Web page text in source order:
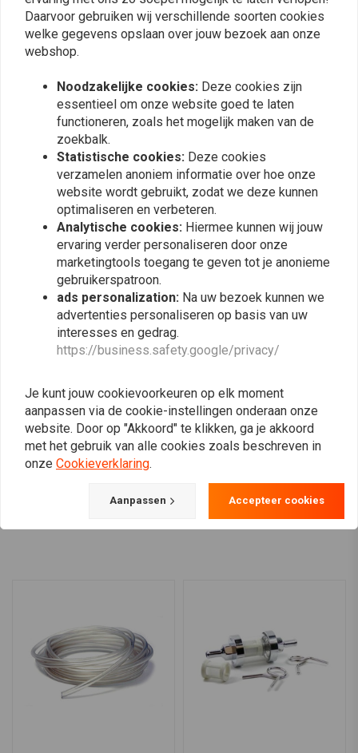
Plaats ook een review
Vergelijkbare producten
Brandstofslang 8MM
Zwart
€3,87
Float Bowl Kit BMW
€86,25
View more
Daarvoor gebruiken wij verschillende soorten cookies
welke gegevens opslaan over jouw bezoek aan onze
webshop.
Noodzakelijke cookies: Deze cookies zijn
essentieel om onze website goed te laten
functioneren, zoals het mogelijk maken van de
zoekbalk.
Statistische cookies: Deze cookies
verzamelen anoniem informatie over hoe onze
website wordt gebruikt, zodat we deze kunnen
optimaliseren en verbeteren.
Analytische cookies: Hiermee kunnen wij jouw
ervaring verder personaliseren door onze
marketingtools toegang te geven tot je anonieme
gebruikerspatroon.
ads personalization: Na uw bezoek kunnen we
advertenties personaliseren op basis van uw
interesses en gedrag.
https://business.safety.google/privacy/
Je kunt jouw cookievoorkeuren op elk moment
aanpassen via de cookie-instellingen onderaan onze
website. Door op "Akkoord" te klikken, ga je akkoord
met het gebruik van alle cookies zoals beschreven in
onze Cookieverklaring.
Aanpassen Accepteer cookies